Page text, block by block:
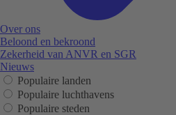
Over ons
Beloond en bekroond
Zekerheid van ANVR en SGR
Nieuws
Populaire landen
Populaire luchthavens
Populaire steden